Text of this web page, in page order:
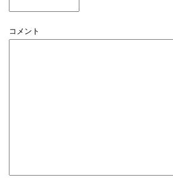
コメント